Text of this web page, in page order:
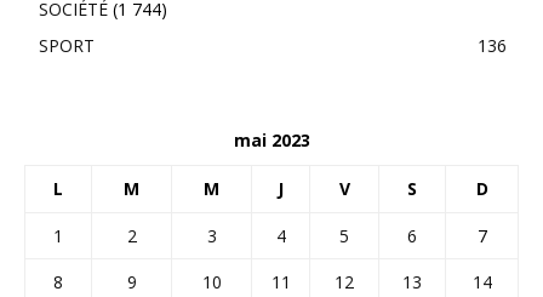
SOCIÉTÉ (1 744)
SPORT
136
mai 2023
L M M J V S D
1 2 3 4 5 6
7
8
9 10 11 12 13
14